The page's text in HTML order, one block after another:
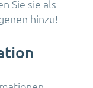
Sie sie als
hinzu!